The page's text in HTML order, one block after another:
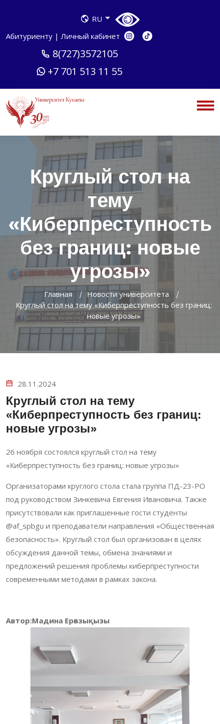
RU
Абитуриенту | Личный кабинет
8(727)3572105
+7 701 513 11 55
Круглый стол на
тему
«Киберпреступность
без границ: новые
угрозы»
Главная
Новости университета
Круглый стол на тему «Киберпреступность без границ:
новые угрозы»
28.11.2024
Круглый стол на тему
«Киберпреступность без границ:
новые угрозы»
26 ноября состоялся круглый стол на тему
«Киберпреступность без границ: новые угрозы»
Организаторами круглого стола стала группа ПД-23-РО
под руководством Зинкевича Евгения Ивановича. Также
присутствовали как приглашенные гости студенты
@af_spbgu и преподаватели направления «Общественная
безопасность». Круглый стол был организован в целях
обсуждения данной темы, обмена знаниями и
предложений решения проблемы киберпреступности
современными методами в рамках закона.
Автор:Мадина Ерғазықызы